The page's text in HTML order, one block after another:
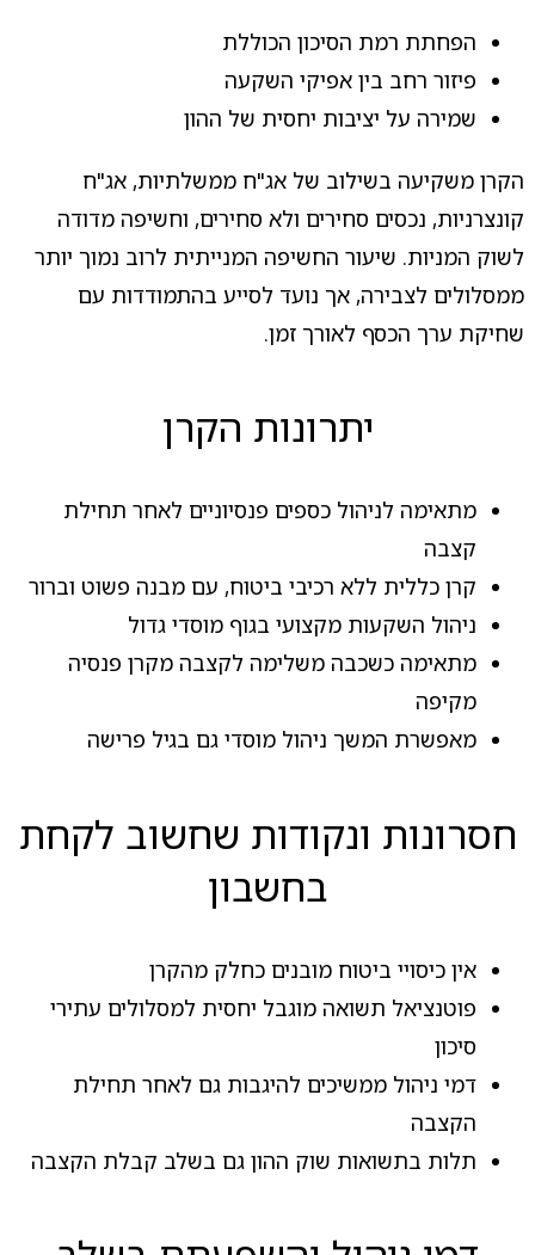
הפחתת רמת הסיכון הכוללת
פיזור רחב בין אפיקי השקעה
שמירה על יציבות יחסית של ההון
הקרן משקיעה בשילוב של אג"ח ממשלתיות, אג"ח
קונצרניות, נכסים סחירים ולא סחירים, וחשיפה מדודה
לשוק המניות. שיעור החשיפה המנייתית לרוב נמוך יותר
ממסלולים לצבירה, אך נועד לסייע בהתמודדות עם
שחיקת ערך הכסף לאורך זמן.
יתרונות הקרן
מתאימה לניהול כספים פנסיוניים לאחר תחילת
קצבה
קרן כללית ללא רכיבי ביטוח, עם מבנה פשוט וברור
ניהול השקעות מקצועי בגוף מוסדי גדול
מתאימה כשכבה משלימה לקצבה מקרן פנסיה
מקיפה
מאפשרת המשך ניהול מוסדי גם בגיל פרישה
חסרונות ונקודות שחשוב לקחת
בחשבון
אין כיסויי ביטוח מובנים כחלק מהקרן
פוטנציאל תשואה מוגבל יחסית למסלולים עתירי
סיכון
דמי ניהול ממשיכים להיגבות גם לאחר תחילת
הקצבה
תלות בתשואות שוק ההון גם בשלב קבלת הקצבה